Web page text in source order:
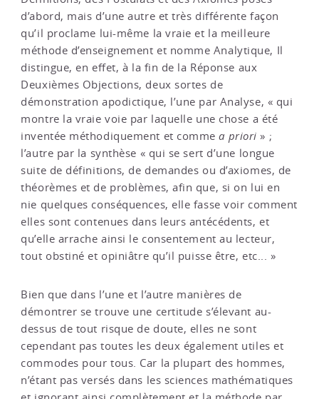
d’abord, mais d’une autre et très différente façon
qu’il proclame lui-même la vraie et la meilleure
méthode d’enseignement et nomme Analytique, Il
distingue, en effet, à la fin de la Réponse aux
Deuxièmes Objections, deux sortes de
démonstration apodictique, l’une par Analyse, « qui
montre la vraie voie par laquelle une chose a été
inventée méthodiquement et commea priori » ;
l’autre par la synthèse « qui se sert d’une longue
suite de définitions, de demandes ou d’axiomes, de
théorèmes et de problèmes, afin que, si on lui en
nie quelques conséquences, elle fasse voir comment
elles sont contenues dans leurs antécédents, et
qu’elle arrache ainsi le consentement au lecteur,
tout obstiné et opiniâtre qu’il puisse être, etc... »
Bien que dans l’une et l’autre manières de
démontrer se trouve une certitude s’élevant au-
dessus de tout risque de doute, elles ne sont
cependant pas toutes les deux également utiles et
commodes pour tous. Car la plupart des hommes,
n’étant pas versés dans les sciences mathématiques